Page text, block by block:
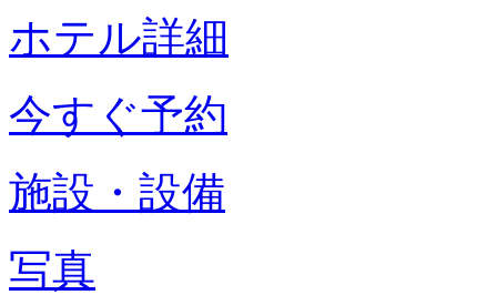
ホテル詳細
今すぐ予約
施設・設備
写真